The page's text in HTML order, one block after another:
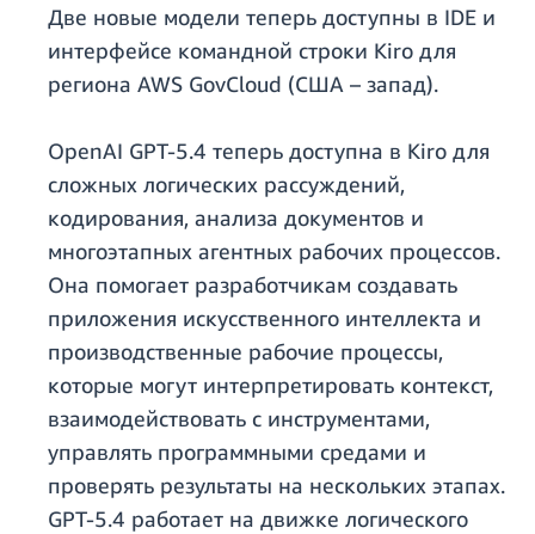
Две новые модели теперь доступны в IDE и
интерфейсе командной строки Kiro для
региона AWS GovCloud (США – запад).
OpenAI GPT-5.4 теперь доступна в Kiro для
сложных логических рассуждений,
кодирования, анализа документов и
многоэтапных агентных рабочих процессов.
Она помогает разработчикам создавать
приложения искусственного интеллекта и
производственные рабочие процессы,
которые могут интерпретировать контекст,
взаимодействовать с инструментами,
управлять программными средами и
проверять результаты на нескольких этапах.
GPT-5.4 работает на движке логического